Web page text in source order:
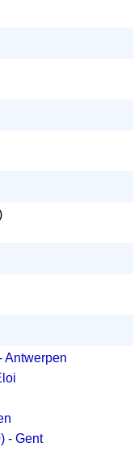
Antwerpen
) - Gent